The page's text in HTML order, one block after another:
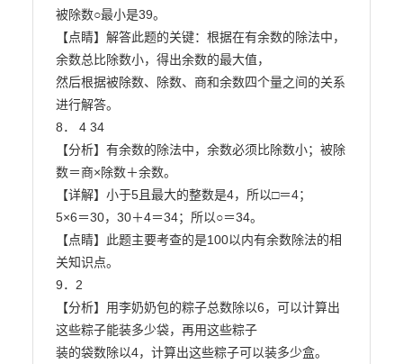
被除数○最小是39。
【点睛】解答此题的关键：根据在有余数的除法中，
余数总比除数小，得出余数的最大值，
然后根据被除数、除数、商和余数四个量之间的关系
进行解答。
8． 4 34
【分析】有余数的除法中，余数必须比除数小；被除
数＝商×除数＋余数。
【详解】小于5且最大的整数是4，所以□＝4；
5×6＝30，30＋4＝34；所以○＝34。
【点睛】此题主要考查的是100以内有余数除法的相
关知识点。
9．2
【分析】用李奶奶包的粽子总数除以6，可以计算出
这些粽子能装多少袋，再用这些粽子
装的袋数除以4，计算出这些粽子可以装多少盒。